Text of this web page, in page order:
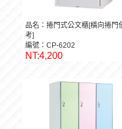
品名：捲門式公文櫃[橫向捲門
考]
編號：CP-6202
NT:4,200